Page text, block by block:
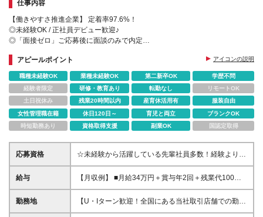
仕事内容
【働きやすさ推進企業】 定着率97.6%！
◎未経験OK / 正社員デビュー歓迎♪
◎「面接ゼロ」ご応募後に面談のみで内定
★賞与年2回
★産育休取得実績ほぼ100%
★豊富なキャリアパス
アピールポイント アイコンの説明
職種未経験OK 業種未経験OK 第二新卒OK
学歴不問
経験者限定
研修・教育あり 転勤なし
リモートOK
土日祝休み
残業20時間以内 産育休活用有
服装自由
女性管理職在籍
休日120日～ 育児と両立
ブランクOK
時短勤務あり
資格取得支援 副業OK 国認定取得
応募資格
☆未経験から活躍している先輩社員多数！経験よりも
意欲や人物重視で選考します！ ◆業種・職種未経験
歓迎 ◆第二新卒も歓迎 ◆学歴不問 ≪こんな方を求め
ンドや情報発信が好きな方 ☆人と話すのが好きな方
☆販売だけでなく幅広い仕事にチャレンジしたい方
給与
【月収例】 ■月給34万円＋賞与年2回＋残業代100%
支給／マネージャーの場合 ■月給28万円＋賞与年2回
＋残業代100%支給／リーダーの場合 ■月給24万円＋
勤務地
【U・Iターン歓迎！全国にある当社取引店舗での勤
務】 ★希望勤務地への配属となります ★基本的に担